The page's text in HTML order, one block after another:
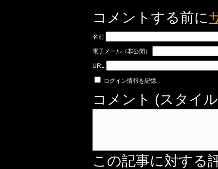
コメントする前に
名前
電子メール（非公開）
URL
ログイン情報を記憶
コメント (スタイ
この記事に対する